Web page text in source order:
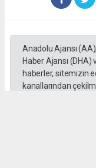
Anadolu Ajansı
Haber Ajansı
haberler, sitemizin
kanallarından